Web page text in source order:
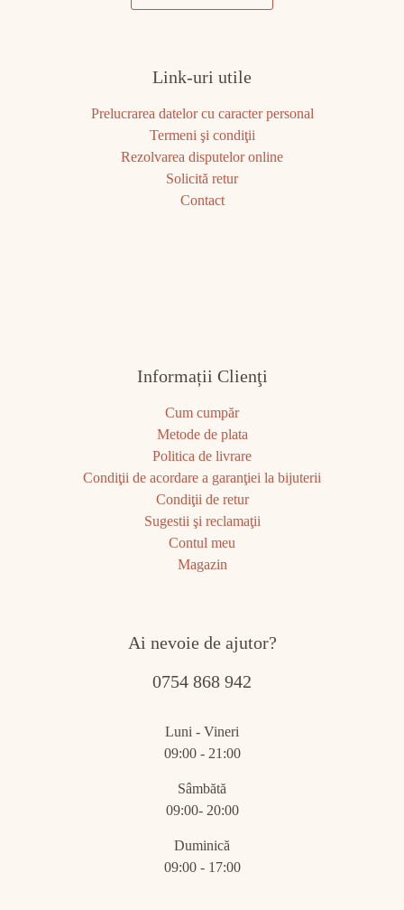
Link-uri utile
Prelucrarea datelor cu caracter personal
Termeni şi condiţii
Rezolvarea disputelor online
Solicită retur
Contact
Informații Clienţi
Cum cumpăr
Metode de plata
Politica de livrare
Condiţii de acordare a garanţiei la bijuterii
Condiţii de retur
Sugestii şi reclamaţii
Contul meu
Magazin
Ai nevoie de ajutor?
0754 868 942
Luni - Vineri
09:00 - 21:00
Sâmbătă
09:00- 20:00
Duminică
09:00 - 17:00